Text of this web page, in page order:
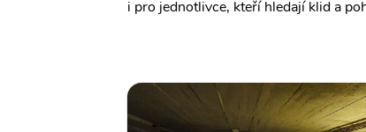
i pro jednotlivce, kteří hledají klid a